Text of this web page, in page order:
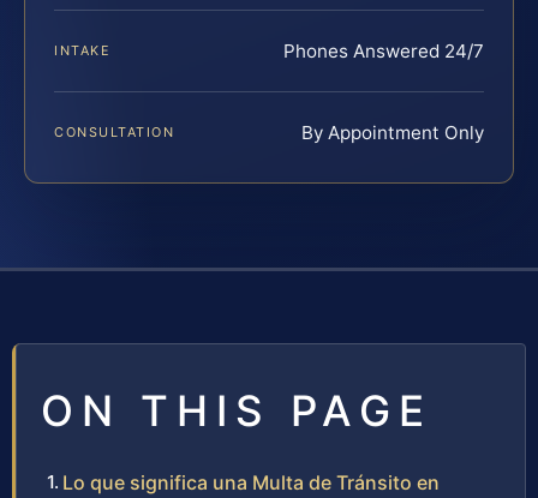
INTAKE Phones Answered 24/7
CONSULTATION By Appointment Only
ON THIS PAGE
Lo que significa una Multa de Tránsito en